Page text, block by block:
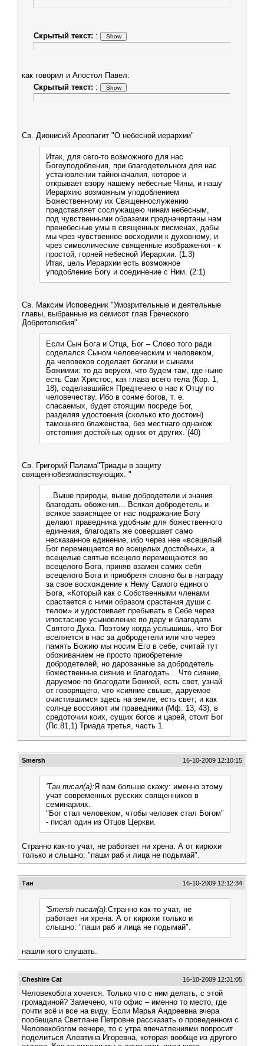
Скрытый текст: :
как говорил и Апостол Павел:
Скрытый текст: :
Св. Дионисий Ареопагит "О небесной иерархии"
Итак, для сего-то возможного для нас
Богоуподобления, при благодетельном для нас
установлении тайноначалия, которое и
открывает взору нашему небесные Чины, и нашу
Иерархию возможным уподоблением
Божественному их Священнослужению
представляет сослужащею чинам небесным,
под чувственными образами предначертаны нам
пренебесные умы в священных писменах, дабы
мы чрез чувственное восходили к духовному, и
чрез символические священные изображения - к
простой, горней небесной Иерархии. (1:3)
Итак, цель Иерархии есть возможное
уподобление Богу и соединение с Ним. (2:1)
Св. Максим Исповедник "Умозрительные и деятельные
главы, выбранные из семисот глав Греческого
Добротолюбия"
Если Сын Бога и Отца, Бог – Слово того ради
соделался Сыном человеческим и человеком,
да человеков соделает богами и сынами
Божиими: то да веруем, что будем там, где ныне
есть Сам Христос, как глава всего тела (Кор. 1,
18), соделавшийся Предтечею о нас к Отцу по
человечеству. Ибо в сонме богов, т. е.
спасаемых, будет стоящим посреде Бог,
разделяя удостоения (сколько кто достоин)
тамошняго блаженства, без местнаго однакож
отстояния достойных одних от других. (40)
Св. Григорий Палама"Триады в защиту
священнобезмолвствующих. "
...Выше природы, выше добродетели и знания
благодать обожения... Всякая добродетель и
всякое зависящее от нас подражание Богу
делают праведника удобным для божественного
единения, благодать же совершает само
несказанное единение, ибо через нее «всецелый
Бог перемещается во всецелых достойных», а
всецелые святые всецело перемещаются во
всецелого Бога, приняв взамен самих себя
всецелого Бога и приобретя словно бы в награду
за свое восхождение к Нему Самого единого
Бога, «Который как с Собственными членами
срастается с ними образом срастания души с
телом» и удостоивает пребывать в Себе через
ипостасное усыновление по дару и благодати
Святого Духа. Поэтому когда услышишь, что Бог
вселяется в нас за добродетели или что через
память Божию мы носим Его в себе, считай тут
обоживанием не просто приобретение
добродетелей, но дарованные за добродетель
божественные сияние и благодать... Что сияние,
даруемое по благодати Божией, есть свет, узнай
от говорящего, что «сияние свыше, даруемое
очистившимся здесь на земле, есть свет; и как
солнце воссияют им праведники (Мф. 13, 43), в
средоточии коих, сущих богов и царей, стоит Бог
(Пс.81,1) Триада третья, часть 1.
Smersh 16-10-2009 12:10:15
'Тан писал(а):Я вам больше скажу: именно этому
учат современных русских священников в
семинариях.
"Бог стал человеком, чтобы человек стал Богом"
- писал один из Отцов Церкви.
Странно как-то учат, не работает ни хрена. А от кирюхи
только и слышно: "паши раб и лица не подымай".
Тан 16-10-2009 12:12:34
'Smersh писал(а):Странно как-то учат, не
работает ни хрена. А от кирюхи только и
слышно: "паши раб и лица не подымай".
нашли кого слушать.
Cheshire Cat 16-10-2009 12:31:05
Человекобога хочется. Только что с ним делать, с этой
громадиной? Замечено, что офис – именно то место, где
почти всё и все на виду. Если Марья Андреевна вчера
пообещала Светлане Петровне рассказать о проведенном с
Человекобогом вечере, то с утра впечатлениями попросит
поделиться Алевтина Игоревна, которая вообще из другого